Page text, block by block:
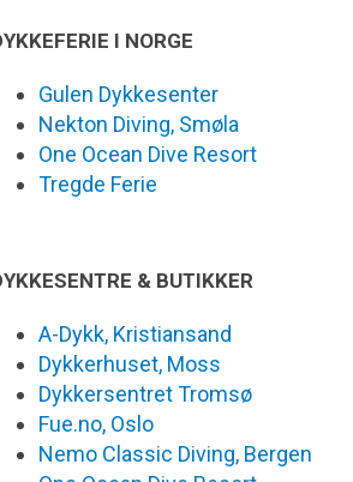
I NORGE
Gulen Dykkesenter
Nekton Diving, Smøla
One Ocean Dive Resort
Tregde Ferie
& BUTIKKER
A-Dykk, Kristiansand
Dykkerhuset, Moss
Dykkersentret Tromsø
Fue.no, Oslo
Nemo Classic Diving, Bergen